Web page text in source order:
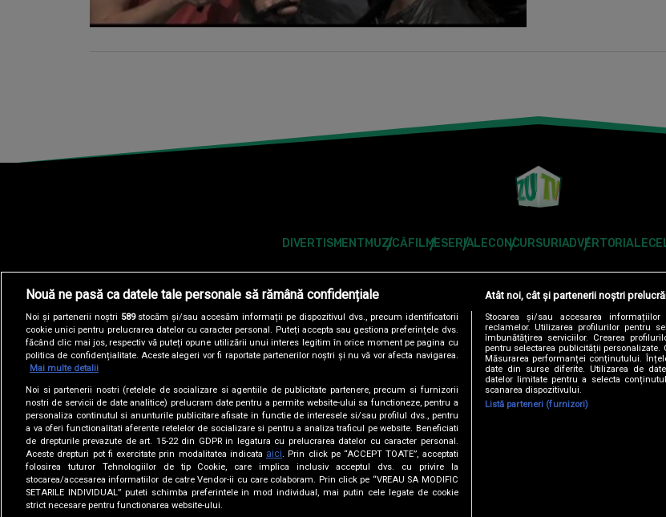
DIVERTISMENT MUZICĂFILMESERIALECONCURSURI ADVERTORIALE
Follow us:
POLITICA DE COOKIESPOLITICA DE CONFIDENTIALITATEANTENA TV GROUP S.A. – DATE COMPANIE
SITE-URI ANTENA GROUPA1.ROANTENASTARS.ROAS.ROCATINE.RO
USEIT.RORETETEFELDEFEL.RO
Nouă ne pasă ca datele tale personale să rămână confidențiale
Noi și partenerii noștri 589stocăm și/sau accesăm informații pe dispozitivul dvs., precum identificatorii
cookie unici pentru prelucrarea datelor cu caracter personal. Puteți accepta sau gestiona preferințele dvs.
făcând clic mai jos, respectiv vă puteți opune utilizării unui interes legitim în orice moment pe pagina cu
politica de confidențialitate. Aceste alegeri vor fi raportate partenerilor noștri și nu vă vor afecta navigarea.
Mai multe detalii
Noi si partenerii nostri (retelele de socializare si agentiile de publicitate partenere, precum si furnizorii
nostri de servicii de date analitice) prelucram date pentru a permite website-ului sa functioneze, pentru a
personaliza continutul si anunturile publicitare afisate in functie de interesele si/sau profilul dvs., pentru
a va oferi functionalitati aferente retelelor de socializare si pentru a analiza traficul pe website. Beneficiati
de drepturile prevazute de art. 15-22 din GDPR in legatura cu prelucrarea datelor cu caracter personal.
Aceste drepturi pot fi exercitate prin modalitatea indicata aici. Prin click pe “ACCEPT TOATE”, acceptati
folosirea tuturor Tehnologiilor de tip Cookie, care implica inclusiv acceptul dvs. cu privire la
stocarea/accesarea informatiilor de catre Vendor-ii cu care colaboram. Prin click pe “VREAU SA MODIFIC
SETARILE INDIVIDUAL” puteti schimba preferintele in mod individual, mai putin cele legate de cookie
strict necesare pentru functionarea website-ului.
Atât noi, cât și partenerii noștri
Stocarea și/sau accesarea
reclamelor. Utilizarea profilurilor pentru
îmbunătățirea serviciilor. Crearea
pentru selectarea publicității personalizate.
Măsurarea performanței conținutului.
date din surse diferite. Utilizarea de
datelor limitate pentru a selecta
scanarea dispozitivului.
Listă parteneri (furnizori)